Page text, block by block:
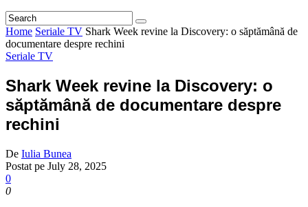
Home Seriale TV Shark Week revine la Discovery: o săptămână de
documentare despre rechini
Seriale TV
Shark Week revine la Discovery: o
săptămână de documentare despre
rechini
De Iulia Bunea
Postat pe July 28, 2025
0
0